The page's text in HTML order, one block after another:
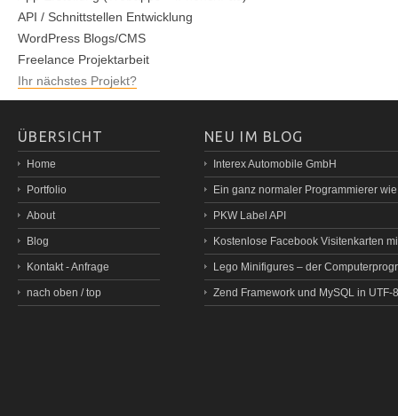
API / Schnittstellen Entwicklung
WordPress Blogs/CMS
Freelance Projektarbeit
Ihr nächstes Projekt?
ÜBERSICHT
Home
Portfolio
About
Blog
Kontakt - Anfrage
nach oben / top
NEU IM BLOG
Interex Automobile GmbH
Ein ganz normaler Programmierer
PKW Label API
Kostenlose Facebook Visitenkarten
Lego Minifigures – der
Zend Framework und MySQL in